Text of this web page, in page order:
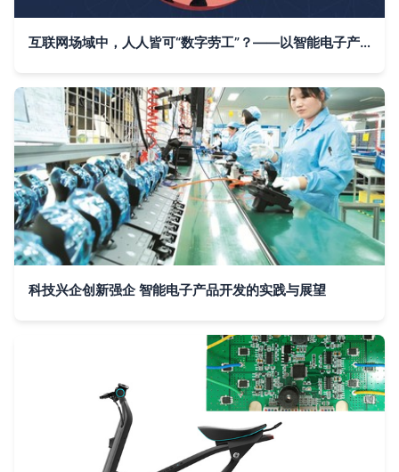
互联网场域中，人人皆可“数字劳工”？——以智能电子产品开发为例
科技兴企创新强企 智能电子产品开发的实践与展望